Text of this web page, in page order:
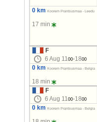
0 km Koorem Prantsusmaa - Leedu
17 min
F
6 Aug 1100-1800
0 km
Koorem Prantsusmaa - Belgia
18 min
F
6 Aug 1100-1800
0 km
Koorem Prantsusmaa - Belgia